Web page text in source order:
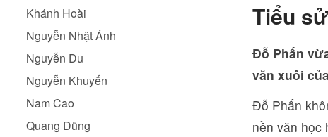
Khánh Hoài
Nguyễn Nhật Ánh
Nguyễn Du
Nguyễn Khuyến
Nam Cao
Quang Dũng
Tiểu
Đỗ Phấn
văn xuôi
Đỗ Phấn
nền văn học